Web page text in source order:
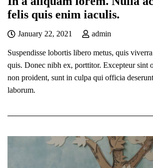
felis quis enim iaculis.
January 22, 2021 admin
Suspendisse lobortis libero metus, quis
quis. Donec nibh ex, porttitor. Excepteur sint
non proident, sunt in culpa qui officia
laborum.